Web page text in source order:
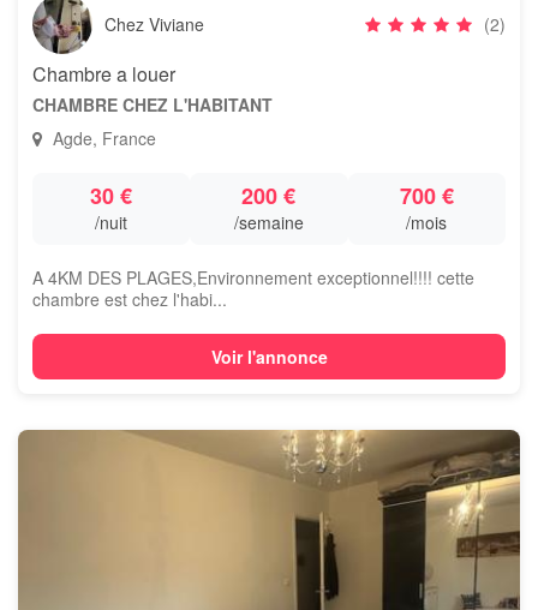
Chez Viviane (2)
Chambre a louer
CHAMBRE CHEZ L'HABITANT
Agde, France
30 €
/nuit
200 €
/semaine
700 €
/mois
A 4KM DES PLAGES,Environnement exceptionnel!!!! cette
chambre est chez l'habi...
Voir l'annonce